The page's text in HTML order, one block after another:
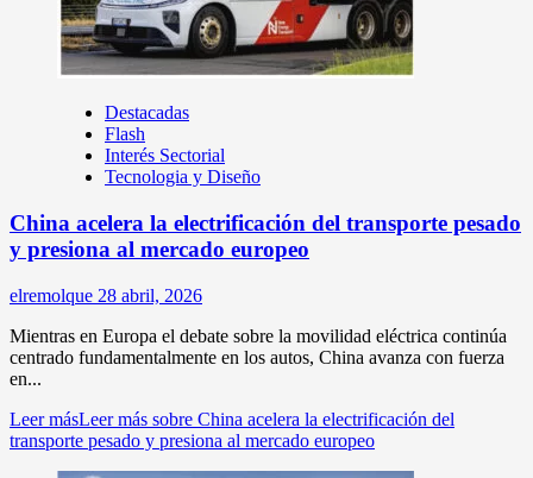
Destacadas
Flash
Interés Sectorial
Tecnologia y Diseño
China acelera la electrificación del transporte pesado
y presiona al mercado europeo
elremolque 28 abril, 2026
Mientras en Europa el debate sobre la movilidad eléctrica continúa
centrado fundamentalmente en los autos, China avanza con fuerza
en...
Leer másLeer más sobre China acelera la electrificación del
transporte pesado y presiona al mercado europeo